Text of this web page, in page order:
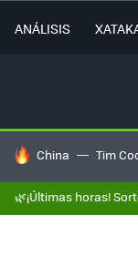
ANÁLISIS
HOY SE HABLA DE
China Tim
🌿¡Últimas horas!